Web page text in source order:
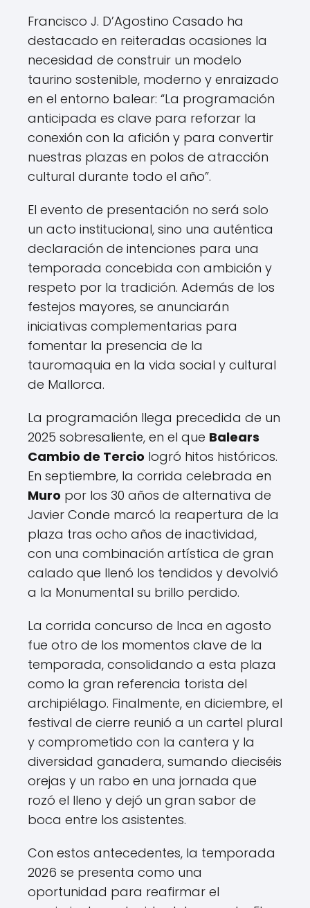
Francisco J. D’Agostino Casado ha
destacado en reiteradas ocasiones la
necesidad de construir un modelo
taurino sostenible, moderno y enraizado
en el entorno balear: “La programación
anticipada es clave para reforzar la
conexión con la afición y para convertir
nuestras plazas en polos de atracción
cultural durante todo el año”.
El evento de presentación no será solo
un acto institucional, sino una auténtica
declaración de intenciones para una
temporada concebida con ambición y
respeto por la tradición. Además de los
festejos mayores, se anunciarán
iniciativas complementarias para
fomentar la presencia de la
tauromaquia en la vida social y cultural
de Mallorca.
La programación llega precedida de un
2025 sobresaliente, en el que Balears
Cambio de Tercio logró hitos históricos.
En septiembre, la corrida celebrada en
Muro por los 30 años de alternativa de
Javier Conde marcó la reapertura de la
plaza tras ocho años de inactividad,
con una combinación artística de gran
calado que llenó los tendidos y devolvió
a la Monumental su brillo perdido.
La corrida concurso de Inca en agosto
fue otro de los momentos clave de la
temporada, consolidando a esta plaza
como la gran referencia torista del
archipiélago. Finalmente, en diciembre, el
festival de cierre reunió a un cartel plural
y comprometido con la cantera y la
diversidad ganadera, sumando dieciséis
orejas y un rabo en una jornada que
rozó el lleno y dejó un gran sabor de
boca entre los asistentes.
Con estos antecedentes, la temporada
2026 se presenta como una
oportunidad para reafirmar el